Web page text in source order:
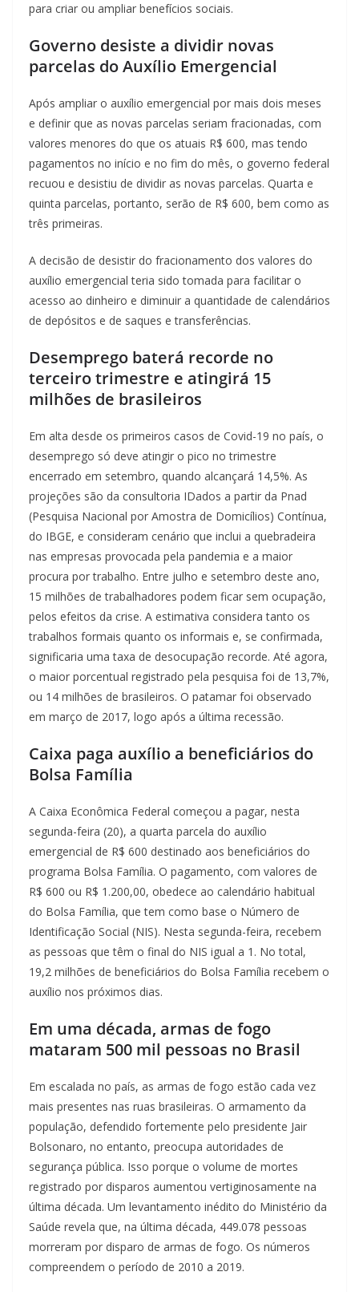
para criar ou ampliar benefícios sociais.
Governo desiste a dividir novas
parcelas do Auxílio Emergencial
Após ampliar o auxílio emergencial por mais dois meses
e definir que as novas parcelas seriam fracionadas, com
valores menores do que os atuais R$ 600, mas tendo
pagamentos no início e no fim do mês, o governo federal
recuou e desistiu de dividir as novas parcelas. Quarta e
quinta parcelas, portanto, serão de R$ 600, bem como as
três primeiras.
A decisão de desistir do fracionamento dos valores do
auxílio emergencial teria sido tomada para facilitar o
acesso ao dinheiro e diminuir a quantidade de calendários
de depósitos e de saques e transferências.
Desemprego baterá recorde no
terceiro trimestre e atingirá 15
milhões de brasileiros
Em alta desde os primeiros casos de Covid-19 no país, o
desemprego só deve atingir o pico no trimestre
encerrado em setembro, quando alcançará 14,5%. As
projeções são da consultoria IDados a partir da Pnad
(Pesquisa Nacional por Amostra de Domicílios) Contínua,
do IBGE, e consideram cenário que inclui a quebradeira
nas empresas provocada pela pandemia e a maior
procura por trabalho. Entre julho e setembro deste ano,
15 milhões de trabalhadores podem ficar sem ocupação,
pelos efeitos da crise. A estimativa considera tanto os
trabalhos formais quanto os informais e, se confirmada,
significaria uma taxa de desocupação recorde. Até agora,
o maior porcentual registrado pela pesquisa foi de 13,7%,
ou 14 milhões de brasileiros. O patamar foi observado
em março de 2017, logo após a última recessão.
Caixa paga auxílio a beneficiários do
Bolsa Família
A Caixa Econômica Federal começou a pagar, nesta
segunda-feira (20), a quarta parcela do auxílio
emergencial de R$ 600 destinado aos beneficiários do
programa Bolsa Família. O pagamento, com valores de
R$ 600 ou R$ 1.200,00, obedece ao calendário habitual
do Bolsa Família, que tem como base o Número de
Identificação Social (NIS). Nesta segunda-feira, recebem
as pessoas que têm o final do NIS igual a 1. No total,
19,2 milhões de beneficiários do Bolsa Família recebem o
auxílio nos próximos dias.
Em uma década, armas de fogo
mataram 500 mil pessoas no Brasil
Em escalada no país, as armas de fogo estão cada vez
mais presentes nas ruas brasileiras. O armamento da
população, defendido fortemente pelo presidente Jair
Bolsonaro, no entanto, preocupa autoridades de
segurança pública. Isso porque o volume de mortes
registrado por disparos aumentou vertiginosamente na
última década. Um levantamento inédito do Ministério da
Saúde revela que, na última década, 449.078 pessoas
morreram por disparo de armas de fogo. Os números
compreendem o período de 2010 a 2019.